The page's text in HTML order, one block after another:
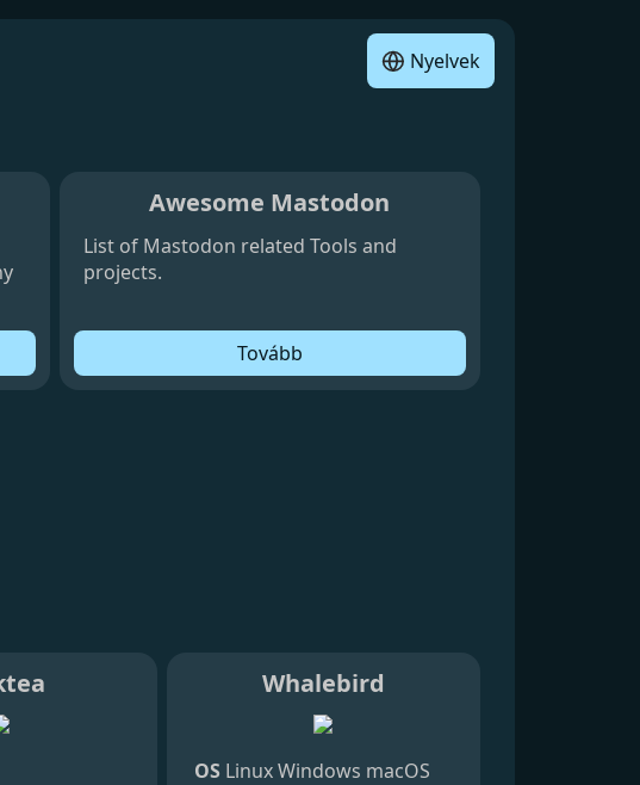
Nyelvek
Awesome Mastodon
List of Mastodon related Tools and
projects.
Tovább
Whalebird
OS LinuxWindows macOS